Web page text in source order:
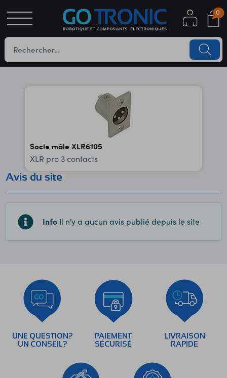
0
Socle mâle XLR6105
XLR pro 3 contacts
Avis du site
Info Il n'y a aucun avis publié depuis le site
UNE QUESTION?
UN CONSEIL?
PAIEMENT
SÉCURISÉ
LIVRAISON
RAPIDE